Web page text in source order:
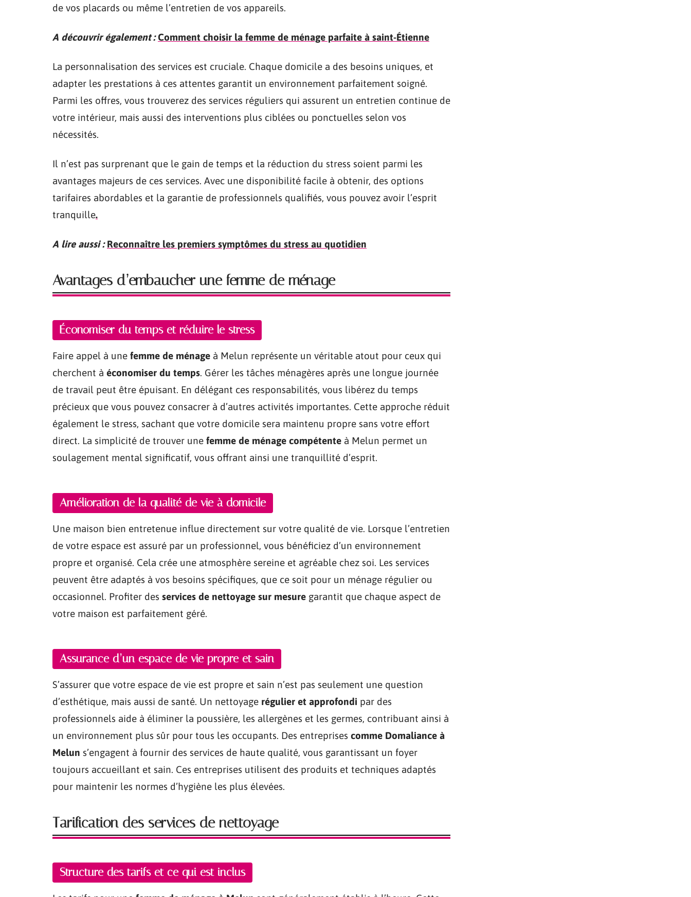
de vos placards ou même l’entretien de vos appareils.
A découvrir également : Comment choisir la femme de ménage parfaite à saint-Étienne
La personnalisation des services est cruciale. Chaque domicile a des besoins uniques, et
adapter les prestations à ces attentes garantit un environnement parfaitement soigné.
Parmi les offres, vous trouverez des services réguliers qui assurent un entretien continue de
votre intérieur, mais aussi des interventions plus ciblées ou ponctuelles selon vos
nécessités.
Il n’est pas surprenant que le gain de temps et la réduction du stress soient parmi les
avantages majeurs de ces services. Avec une disponibilité facile à obtenir, des options
tarifaires abordables et la garantie de professionnels qualifiés, vous pouvez avoir l’esprit
tranquille.
A lire aussi : Reconnaître les premiers symptômes du stress au quotidien
Avantages d’embaucher une femme de ménage
Économiser du temps et réduire le stress
Faire appel à une femme de ménage à Melun représente un véritable atout pour ceux qui
cherchent à économiser du temps. Gérer les tâches ménagères après une longue journée
de travail peut être épuisant. En délégant ces responsabilités, vous libérez du temps
précieux que vous pouvez consacrer à d’autres activités importantes. Cette approche réduit
également le stress, sachant que votre domicile sera maintenu propre sans votre effort
direct. La simplicité de trouver une femme de ménage compétente à Melun permet un
soulagement mental significatif, vous offrant ainsi une tranquillité d’esprit.
Amélioration de la qualité de vie à domicile
Une maison bien entretenue influe directement sur votre qualité de vie. Lorsque l’entretien
de votre espace est assuré par un professionnel, vous bénéficiez d’un environnement
propre et organisé. Cela crée une atmosphère sereine et agréable chez soi. Les services
peuvent être adaptés à vos besoins spécifiques, que ce soit pour un ménage régulier ou
occasionnel. Profiter des services de nettoyage sur mesure garantit que chaque aspect de
votre maison est parfaitement géré.
Assurance d’un espace de vie propre et sain
S’assurer que votre espace de vie est propre et sain n’est pas seulement une question
d’esthétique, mais aussi de santé. Un nettoyage régulier et approfondi par des
professionnels aide à éliminer la poussière, les allergènes et les germes, contribuant ainsi à
un environnement plus sûr pour tous les occupants. Des entreprises comme Domaliance à
Melun s’engagent à fournir des services de haute qualité, vous garantissant un foyer
toujours accueillant et sain. Ces entreprises utilisent des produits et techniques adaptés
pour maintenir les normes d’hygiène les plus élevées.
Tarification des services de nettoyage
Structure des tarifs et ce qui est inclus